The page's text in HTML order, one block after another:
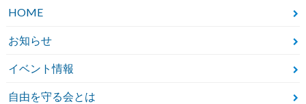
HOME
お知らせ
イベント情報
自由を守る会とは